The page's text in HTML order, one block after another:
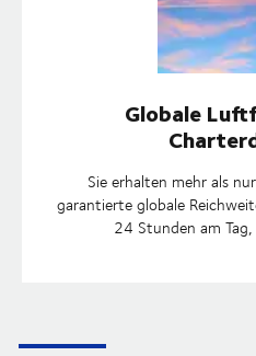
Globale
Sie erhalten mehr als
garantierte globale
24 Stunden am